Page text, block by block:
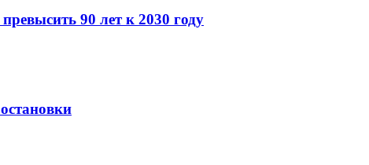
90 лет к 2030 году